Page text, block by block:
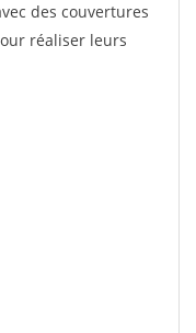
des couvertures
réaliser leurs